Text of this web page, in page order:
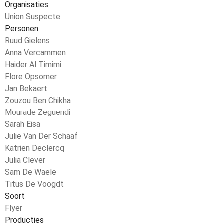
Organisaties
Union Suspecte
Personen
Ruud Gielens
Anna Vercammen
Haider Al Timimi
Flore Opsomer
Jan Bekaert
Zouzou Ben Chikha
Mourade Zeguendi
Sarah Eisa
Julie Van Der Schaaf
Katrien Declercq
Julia Clever
Sam De Waele
Titus De Voogdt
Soort
Flyer
Producties